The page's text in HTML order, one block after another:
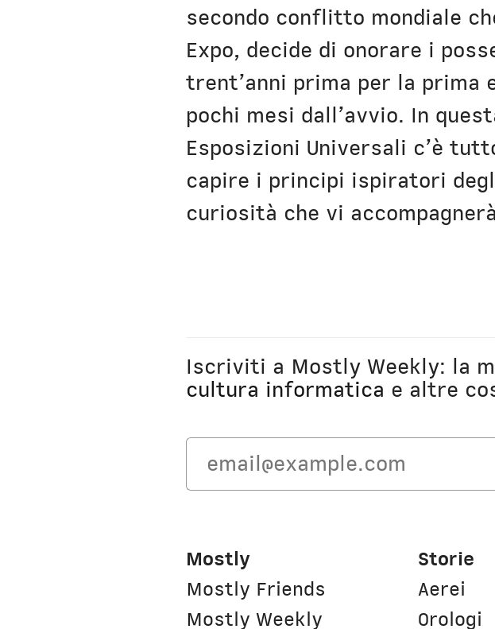
secondo conflitto mondiale
Expo, decide di onorare i
trent’anni prima per la prima
pochi mesi dall’avvio. In
Esposizioni Universali c’è
capire i principi ispiratori
curiosità che vi
Iscriviti a Mostly Weekly: la
cultura informatica e altre
Mostly
Mostly Friends
Mostly Weekly
Storie
Aerei
Orologi